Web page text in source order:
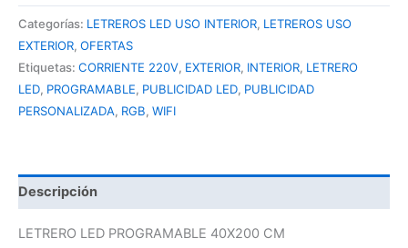
Categorías: LETREROS LED USO INTERIOR, LETREROS USO
EXTERIOR, OFERTAS
Etiquetas: CORRIENTE 220V, EXTERIOR, INTERIOR, LETRERO
LED, PROGRAMABLE, PUBLICIDAD LED, PUBLICIDAD
PERSONALIZADA, RGB, WIFI
Descripción
LETRERO LED PROGRAMABLE 40X200 CM